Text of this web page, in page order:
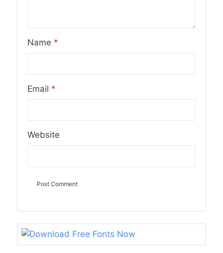
Name *
Email *
Website